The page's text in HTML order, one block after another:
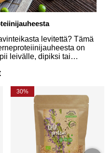
levitettä? Tämä
on
leivälle, dipiksi tai
30%